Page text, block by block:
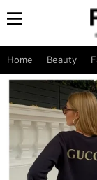
Home Beauty